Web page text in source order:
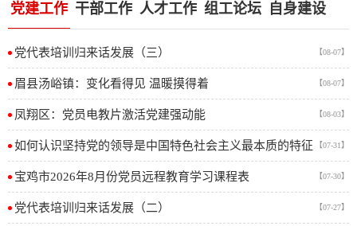
党建工作 干部工作 人才工作 组工论坛 自身建设
【08-07】
党代表培训归来话发展（三）
【08-07】
眉县汤峪镇：变化看得见 温暖摸得着
【08-03】
凤翔区：党员电教片激活党建强动能
【07-31】
如何认识坚持党的领导是中国特色社会主义最本质的特征
【07-30】
宝鸡市2026年8月份党员远程教育学习课程表
【07-27】
党代表培训归来话发展（二）